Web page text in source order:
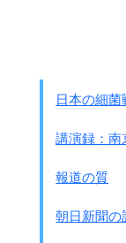
これとは
報｣も公文
●歩兵第11連隊
・・・・セレ
のの如く・・・
す・・・・
支那人及び
日本の細菌
講演録：南
報道の質
朝日新聞